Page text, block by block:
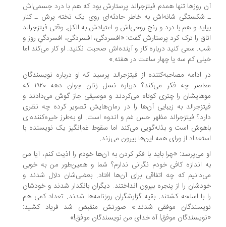
روزها تنها همدم فیتزجرالد پرستارش بود که هم با درد جسمی‌اش
شانه‌اش به خاطر حادثه‌ای روی یک تخته پرش ـ کنار
و هم با درد و رنج روحی‌اش و اعتیادش به الکل. وقتی فیتزجرالد
را ترک کرد پرستارش گفت: «افسردگی، افسردگی، افسردگیِ روز و
سعی کنید درباره کار و آینده‌اش صحبت نکنید. او کار می‌کند اما
کم سه یا چهار ساعت در هفته.»
ادامه مصاحبه‌کننده از فیتزجرالد پرسید که او درباره نویسندگان
معاصر چه فکر می‌کند؟ درباره نسل زنان جوان دهه ۱۹۲۰ که
را چتری کوتاه می‌کردند و موسیقی جاز گوش می‌دادند و
به زیبایی آن‌ها را در رمان‌هایش تصویر کرده چه نظری
فیتزجرالد مظهر حس غم و اندوه است. او به‌طرز خیره‌کننده‌ای
است و بذله‌گویی می‌کند اما سقوط غم‌انگیز یک نویسنده با
از ورای همه این‌ها بیرون می‌زند.
می‌پرسد: «چرا باید با فکر کردن به آن‌ها خودم را اذیت کنم، آیا من
اندازه کافی خودم نگرانی ندارم؟ شما و همین‌طور من به خوبی
که چه اتفاقی برای آن‌ها افتاد. بعضی‌شان دلال شدند و
را از پنجره بیرون انداختند. دیگران بانکدار شدند و خودشان
با اسلحه کشتند. بقیه گزارشگران روزنامه‌ها شدند. تعداد کمی هم
موفقی شدند.» صورتش منقبض شد فریاد کشید:
موفق! آه خدای من نویسندگان موفق!»